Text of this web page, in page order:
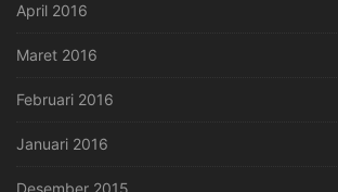
April 2016
Maret 2016
Februari 2016
Januari 2016